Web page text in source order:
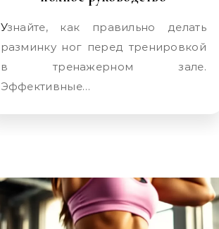
Узнайте, как правильно делать
разминку ног перед тренировкой
в тренажерном зале.
Эффективные…